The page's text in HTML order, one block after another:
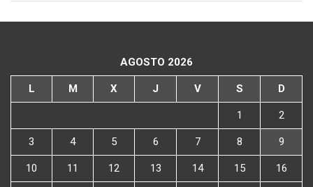
AGOSTO 2026
L M X J V S D
1 2
3 4 5 6 7 8 9
10 11 12 13 14 15 16